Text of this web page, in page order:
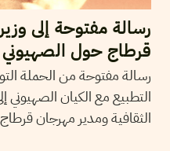
رسالة مفتوحة إلى
قرطاج حول
رسالة مفتوحة من الحملة
التطبيع مع الكيان الصهيوني
الثقافية ومدير مهرجان